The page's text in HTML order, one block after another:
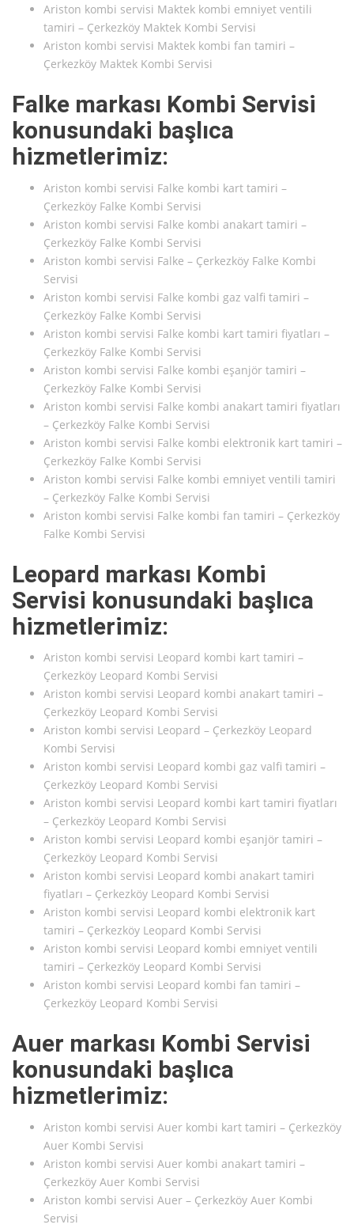
Ariston kombi servisi Maktek kombi emniyet ventili
tamiri – Çerkezköy Maktek Kombi Servisi
Ariston kombi servisi Maktek kombi fan tamiri –
Çerkezköy Maktek Kombi Servisi
Falke markası Kombi Servisi
konusundaki başlıca
hizmetlerimiz:
Ariston kombi servisi Falke kombi kart tamiri –
Çerkezköy Falke Kombi Servisi
Ariston kombi servisi Falke kombi anakart tamiri –
Çerkezköy Falke Kombi Servisi
Ariston kombi servisi Falke – Çerkezköy Falke Kombi
Servisi
Ariston kombi servisi Falke kombi gaz valfi tamiri –
Çerkezköy Falke Kombi Servisi
Ariston kombi servisi Falke kombi kart tamiri fiyatları –
Çerkezköy Falke Kombi Servisi
Ariston kombi servisi Falke kombi eşanjör tamiri –
Çerkezköy Falke Kombi Servisi
Ariston kombi servisi Falke kombi anakart tamiri fiyatları
– Çerkezköy Falke Kombi Servisi
Ariston kombi servisi Falke kombi elektronik kart tamiri –
Çerkezköy Falke Kombi Servisi
Ariston kombi servisi Falke kombi emniyet ventili tamiri
– Çerkezköy Falke Kombi Servisi
Ariston kombi servisi Falke kombi fan tamiri – Çerkezköy
Falke Kombi Servisi
Leopard markası Kombi
Servisi konusundaki başlıca
hizmetlerimiz:
Ariston kombi servisi Leopard kombi kart tamiri –
Çerkezköy Leopard Kombi Servisi
Ariston kombi servisi Leopard kombi anakart tamiri –
Çerkezköy Leopard Kombi Servisi
Ariston kombi servisi Leopard – Çerkezköy Leopard
Kombi Servisi
Ariston kombi servisi Leopard kombi gaz valfi tamiri –
Çerkezköy Leopard Kombi Servisi
Ariston kombi servisi Leopard kombi kart tamiri fiyatları
– Çerkezköy Leopard Kombi Servisi
Ariston kombi servisi Leopard kombi eşanjör tamiri –
Çerkezköy Leopard Kombi Servisi
Ariston kombi servisi Leopard kombi anakart tamiri
fiyatları – Çerkezköy Leopard Kombi Servisi
Ariston kombi servisi Leopard kombi elektronik kart
tamiri – Çerkezköy Leopard Kombi Servisi
Ariston kombi servisi Leopard kombi emniyet ventili
tamiri – Çerkezköy Leopard Kombi Servisi
Ariston kombi servisi Leopard kombi fan tamiri –
Çerkezköy Leopard Kombi Servisi
Auer markası Kombi Servisi
konusundaki başlıca
hizmetlerimiz:
Ariston kombi servisi Auer kombi kart tamiri – Çerkezköy
Auer Kombi Servisi
Ariston kombi servisi Auer kombi anakart tamiri –
Çerkezköy Auer Kombi Servisi
Ariston kombi servisi Auer – Çerkezköy Auer Kombi
Servisi